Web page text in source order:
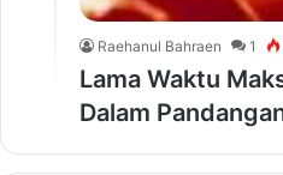
Raehanul Bahraen 1
Lama Waktu
Dalam